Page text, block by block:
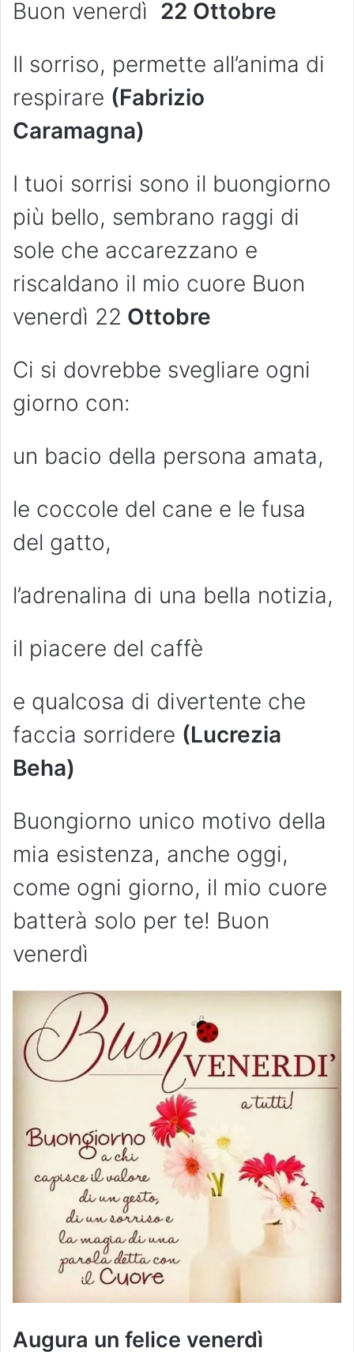
Buon venerdì 22 Ottobre
Il sorriso, permette all’anima di
respirare (Fabrizio
Caramagna)
I tuoi sorrisi sono il buongiorno
più bello, sembrano raggi di
sole che accarezzano e
riscaldano il mio cuore Buon
venerdì 22 Ottobre
Ci si dovrebbe svegliare ogni
giorno con:
un bacio della persona amata,
le coccole del cane e le fusa
del gatto,
l’adrenalina di una bella notizia,
il piacere del caffè
e qualcosa di divertente che
faccia sorridere (Lucrezia
Beha)
Buongiorno unico motivo della
mia esistenza, anche oggi,
come ogni giorno, il mio cuore
batterà solo per te! Buon
venerdì
Augura un felice venerdì